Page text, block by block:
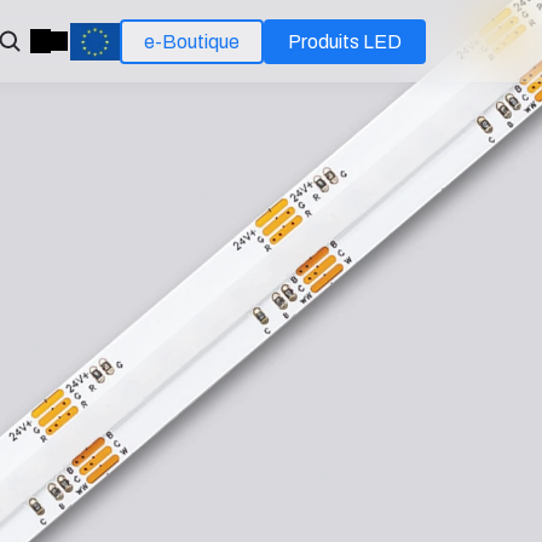
e-Boutique Produits LED